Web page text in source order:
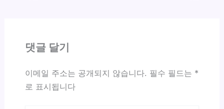
댓글 달기
이메일 주소는 공개되지 않습니다. 필수 필드는 *
로 표시됩니다